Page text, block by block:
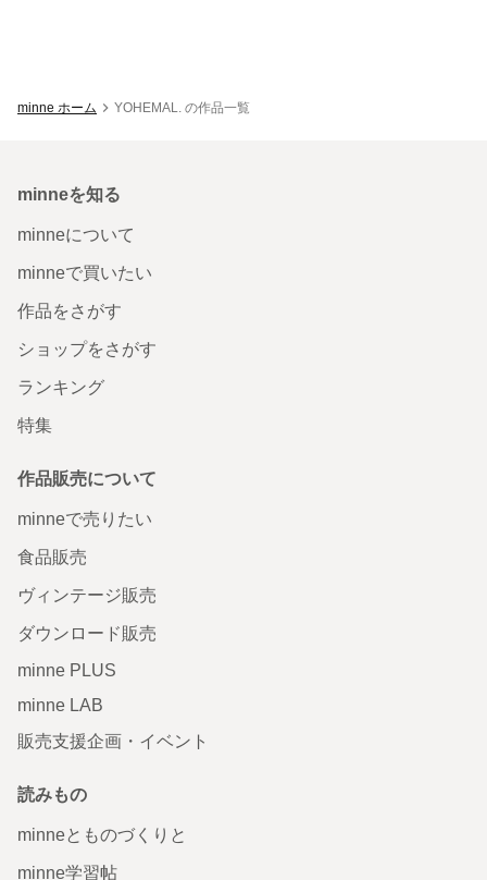
minne ホーム YOHEMAL. の作品一覧
minneを知る
minneについて
minneで買いたい
作品をさがす
ショップをさがす
ランキング
特集
作品販売について
minneで売りたい
食品販売
ヴィンテージ販売
ダウンロード販売
minne PLUS
minne LAB
販売支援企画・イベント
読みもの
minneとものづくりと
minne学習帖